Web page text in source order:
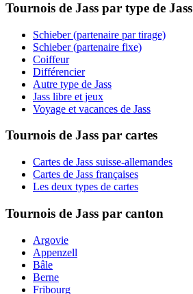
Tournois de Jass par type de Jass
Schieber (partenaire par tirage)
Schieber (partenaire fixe)
Coiffeur
Différencier
Autre type de Jass
Jass libre et jeux
Voyage et vacances de Jass
Tournois de Jass par cartes
Cartes de Jass suisse-allemandes
Cartes de Jass françaises
Les deux types de cartes
Tournois de Jass par canton
Argovie
Appenzell
Bâle
Berne
Fribourg